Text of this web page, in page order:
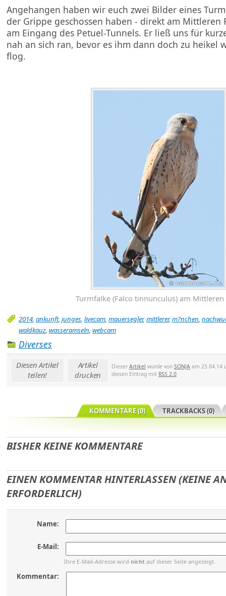
Angehangen haben wir euch zwei Bilder eines
der Grippe geschossen haben - direkt am Mittleren
am Eingang des Petuel-Tunnels. Er ließ uns für
nah an sich ran, bevor es ihm dann doch zu heikel
flog.
Turmfalke (Falco tinnunculus) am Mittleren
2014, ankunft, junges, livecam, mauersegler,mittlerer,m?nchen,
waldkauz, wasseramseln, webcam
Diverses
Diesen Artikel
teilen!
Artikel
drucken
Dieser Artikel wurde von SONJA am 25.04.14
diesen Eintrag mit RSS 2.0
TRACKBACKS (0)
KOMMENTARE (0)
BISHER KEINE KOMMENTARE
EINEN KOMMENTAR HINTERLASSEN (KEINE
ERFORDERLICH)
Name:
E-Mail:
Ihre E-Mail-Adresse wird nicht auf dieser Seite angezeigt.
Kommentar: